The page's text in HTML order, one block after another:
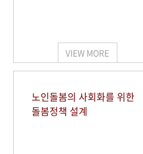
VIEW MORE
노인돌봄의 사회화를 위한
돌봄정책 설계